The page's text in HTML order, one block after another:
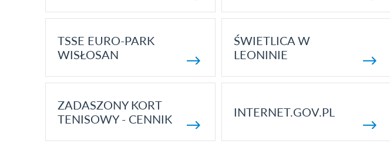
TSSE EURO-PARK
WISŁOSAN
ŚWIETLICA W
LEONINIE
ZADASZONY KORT
TENISOWY - CENNIK
INTERNET.GOV.PL